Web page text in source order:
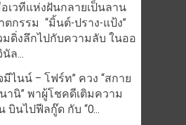
อเวทีแห่งฝันกลายเป็นลาน
ตกรรม “มิ้นต์-ปราง-แป้ง”
มดิ่งลึกไปกับความลับ ในออ
ล...
จมีไนน์ – โฟร์ท” ควง “สกาย
านิ” พาผู้โชคดีเติมความ
บินไปฟีลกู๊ด กับ “O...